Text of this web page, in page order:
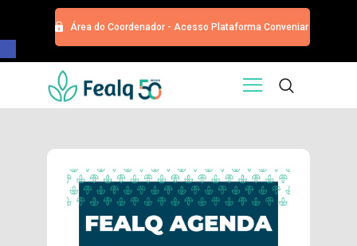
Barra de Ferramentas Aberta
Área do Coordenador - Acesso Plataforma Conveniar
HOME
EDITORA
PROGRAMA DE APOIOS
TRABALHE CONOSCO
NOTÍCIAS